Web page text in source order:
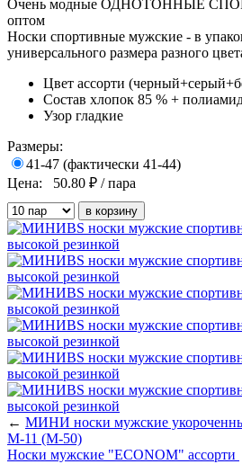
Очень модные ОДНОТОННЫЕ
оптом
Носки спортивные мужские - в
универсального размера разного
Цвет ассорти
Состав хлопок 85 % +
Узор гладкие
Размеры:
41-47 (фактически 41-44)
Цена:
50.80 ₽ / пара
← МИНИ носки мужские
М-11 (М-50)
Носки мужские "ECONOM" ассорти